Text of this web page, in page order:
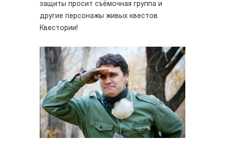
защиты просит съёмочная группа и
другие персонажы живых квестов
Квестории!